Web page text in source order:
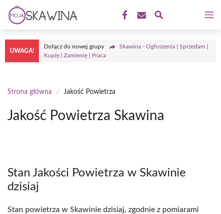
Przejdź
treści
UWAGA!
Dołącz do nowej grupy
Skawina - Ogłoszenia | Sprzedam |
Kupię | Zamienię | Praca
Strona główna / Jakość Powietrza
Jakość Powietrza Skawina
Stan Jakości Powietrza w Skawinie
dzisiaj
Stan powietrza w Skawinie dzisiaj, zgodnie z pomiarami